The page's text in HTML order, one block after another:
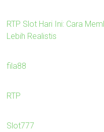
RTP Slot Hari Ini: Cara
Lebih Realistis
fila88
RTP
Slot777